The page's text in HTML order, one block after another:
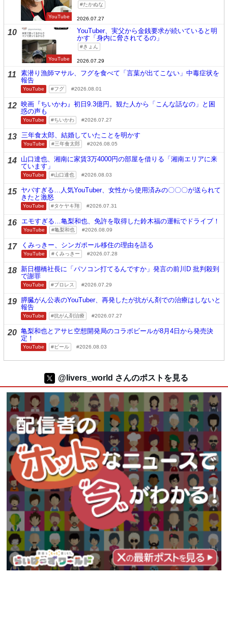
YouTube
たかぬな
2026.07.27
10
YouTube
YouTuber、実父から金銭要求が続いていると明
かす「身内に脅されてるの」
きょん
2026.07.29
11
素潜り漁師マサル、フグを食べて「言葉が出てこない」中毒症状を
報告
YouTube フグ 2026.08.01
12 映画『ちいかわ』初日9.3億円。観た人から「こんな話なの」と困
惑の声も
YouTube ちいかわ 2026.07.27
13 三年食太郎、結婚していたことを明かす
YouTube 三年食太郎 2026.08.05
14 山口達也、湘南に家賃3万4000円の部屋を借りる「湘南エリアに来
ています」
YouTube 山口達也 2026.08.03
15 ヤバすぎる…人気YouTuber、女性から使用済みの〇〇〇が送られて
きたと激怒
YouTube タケヤキ翔 2026.07.31
16 エモすぎる…亀梨和也、免許を取得した鈴木福の運転でドライブ！
YouTube 亀梨和也 2026.08.09
17 くみっきー、シンガポール移住の理由を語る
YouTube くみっきー 2026.07.28
18 新日棚橋社長に「パソコン打てるんですか」発言の前川D 批判殺到
で謝罪
YouTube プロレス 2026.07.29
19 膵臓がん公表のYouTuber、再発したが抗がん剤での治療はしないと
報告
YouTube 抗がん剤治療 2026.07.27
20 亀梨和也とアサヒ空想開発局のコラボビールが8月4日から発売決
定！
YouTube ビール 2026.08.03
@livers_world さんのポストを見る